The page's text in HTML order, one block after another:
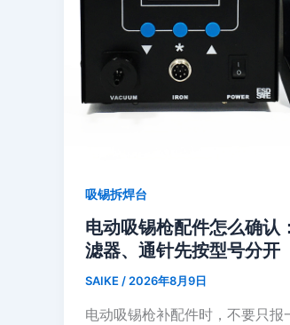
吸锡拆焊台
电动吸锡枪配件怎么确认
滤器、通针先按型号分开
SAIKE/2026年8月9日
电动吸锡枪补配件时，不要只报